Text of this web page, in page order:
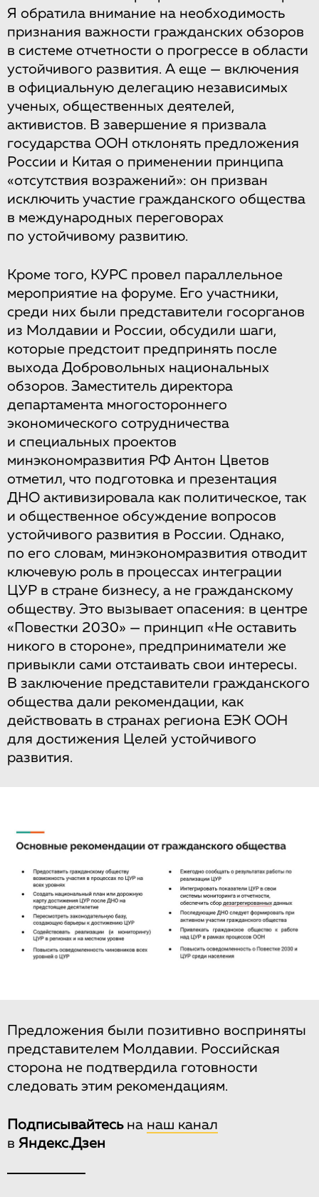
Я обратила внимание на необходимость
признания важности гражданских обзоров
в системе отчетности о прогрессе в области
устойчивого развития. А еще — включения
в официальную делегацию независимых
ученых, общественных деятелей,
активистов. В завершение я призвала
государства ООН отклонять предложения
России и Китая о применении принципа
«отсутствия возражений»: он призван
исключить участие гражданского общества
в международных переговорах
по устойчивому развитию.
Кроме того, КУРС провел параллельное
мероприятие на форуме. Его участники,
среди них были представители госорганов
из Молдавии и России, обсудили шаги,
которые предстоит предпринять после
выхода Добровольных национальных
обзоров. Заместитель директора
департамента многостороннего
экономического сотрудничества
и специальных проектов
минэкономразвития РФ Антон Цветов
отметил, что подготовка и презентация
ДНО активизировала как политическое, так
и общественное обсуждение вопросов
устойчивого развития в России. Однако,
по его словам, минэкономразвития отводит
ключевую роль в процессах интеграции
ЦУР в стране бизнесу, а не гражданскому
обществу. Это вызывает опасения: в центре
«Повестки 2030» — принцип «Не оставить
никого в стороне», предприниматели же
привыкли сами отстаивать свои интересы.
В заключение представители гражданского
общества дали рекомендации, как
действовать в странах региона ЕЭК ООН
для достижения Целей устойчивого
развития.
Предложения были позитивно восприняты
представителем Молдавии. Российская
сторона не подтвердила готовности
следовать этим рекомендациям.
Подписывайтесьна наш канал
в Яндекс.Дзен